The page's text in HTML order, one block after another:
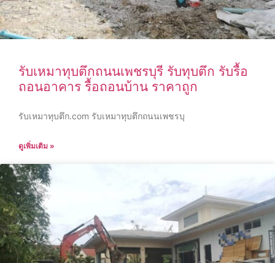
รับเหมาทุบตึกถนนเพชรบุรี รับทุบตึก รับรื้อ
ถอนอาคาร รื้อถอนบ้าน ราคาถูก
รับเหมาทุบตึก.com รับเหมาทุบตึกถนนเพชรบุ
ดูเพิ่มเติม »